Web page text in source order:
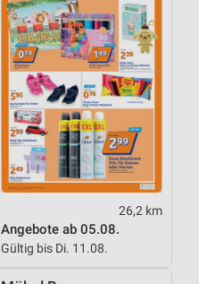
26,2 km
Angebote ab 05.08.
Gültig bis Di. 11.08.